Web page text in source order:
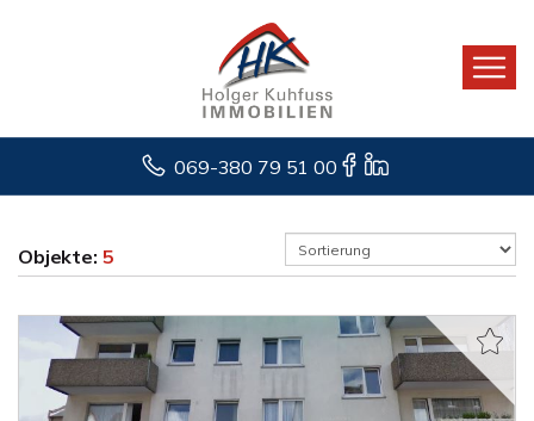
069-380 79 51 00
Objekte: 5